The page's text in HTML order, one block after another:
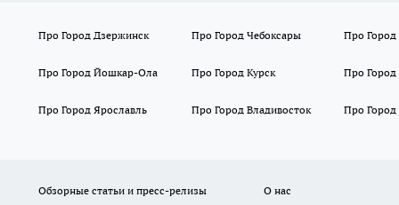
Про Город Дзержинск Про Город Чебоксары Про Город
Про Город Йошкар-Ола Про Город Курск Про
Про Город Ярославль Про Город Владивосток Про Город
Обзорные статьи и пресс-релизы О нас